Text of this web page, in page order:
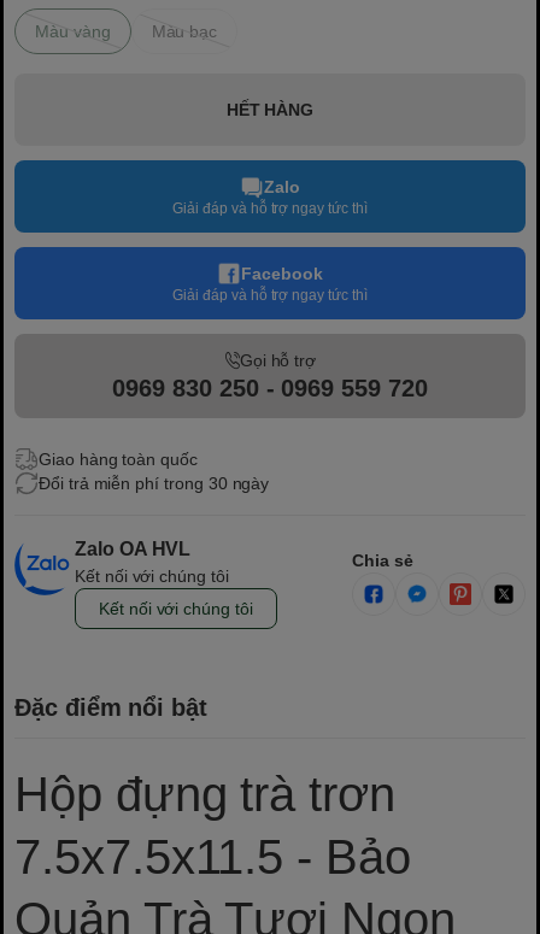
Màu vàng Màu bạc
HẾT HÀNG
Zalo
Giải đáp và hỗ trợ ngay tức thì
Facebook
Giải đáp và hỗ trợ ngay tức thì
Gọi hỗ trợ
0969 830 250 - 0969 559 720
Giao hàng toàn quốc
Đổi trả miễn phí trong 30 ngày
Zalo OA HVL
Kết nối với chúng tôi
Kết nối với chúng tôi
Chia sẻ
Đặc điểm nổi bật
Hộp đựng trà trơn
7.5x7.5x11.5 - Bảo
Quản Trà Tươi Ngon